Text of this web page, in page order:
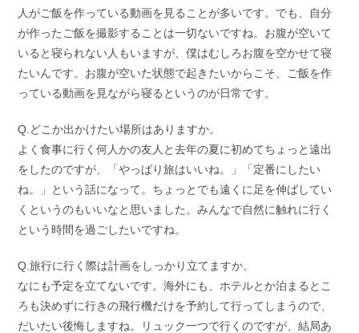
人がご飯を作っている動画を見ることが多いです。でも、自分
が作ったご飯を撮影することは一切ないですね。お腹が空いて
いると寝られない人もいますが、僕はむしろお腹を空かせて寝
たいんです。お腹が空いた状態で起きたいからこそ、ご飯を作
っている動画を見ながら寝るというのが日常です。
Q.どこか出かけたい場所はありますか。
よく食事に行く何人かの友人と去年の夏に初めてちょっと遠出
をしたのですが、「やっぱり旅はいいね。」「定番にしたい
ね。」という話になって。ちょっとでも遠くに足を伸ばしてい
くというのもいいなと思いました。みんなで自然に触れに行く
という時間を過ごしたいですね。
Q.旅行に行く際は計画をしっかり立てますか。
なにも予定を立てないです。海外にも、ホテルとか泊まるとこ
ろも決めずに行きの飛行機だけを予約して行ってしまうので、
だいたい後悔しますね。リュック一つで行くのですが、結局あ